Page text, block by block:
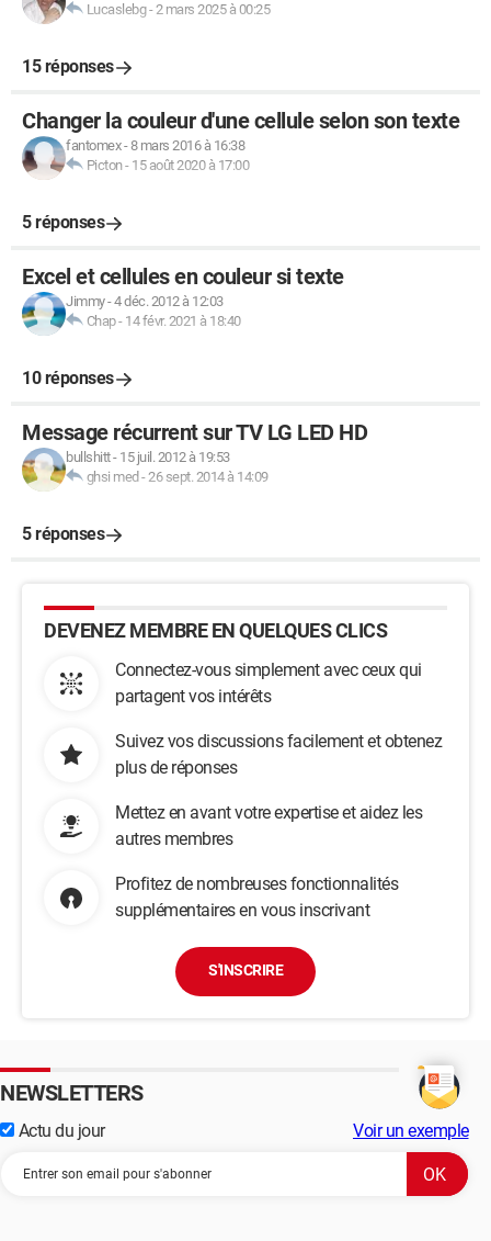
Lucaslebg-2 mars 2025 à 00:25
15 réponses
Changer la couleur d'une cellule selon son texte
fantomex-8 mars 2016 à 16:38
Picton- 15 août 2020 à 17:00
5 réponses
Excel et cellules en couleur si texte
Jimmy-4 déc. 2012 à 12:03
Chap- 14 févr. 2021 à 18:40
10 réponses
Message récurrent sur TV LG LED HD
bullshitt- 15 juil. 2012 à 19:53
ghsi med -26 sept. 2014 à 14:09
5 réponses
DEVENEZ MEMBRE EN QUELQUES CLICS
Connectez-vous simplement avec ceux qui
partagent vos intérêts
Suivez vos discussions facilement et obtenez
plus de réponses
Mettez en avant votre expertise et aidez les
autres membres
Profitez de nombreuses fonctionnalités
supplémentaires en vous inscrivant
S'INSCRIRE
NEWSLETTERS
Actu du jour Voir un exemple